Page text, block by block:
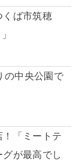
くば市筑穂
の中央公園で
「ミートテ
が最高でし